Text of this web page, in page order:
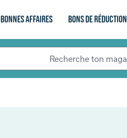
Bonnes affaires bons de réduction